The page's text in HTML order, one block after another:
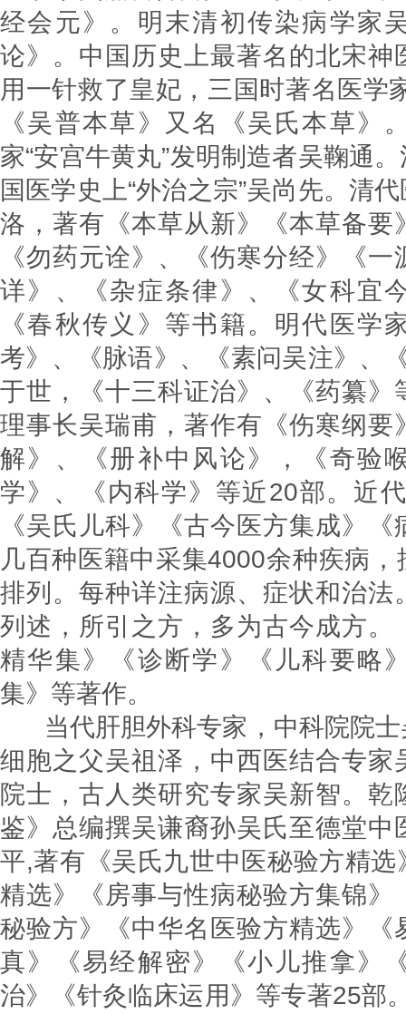
经会元》。明末清初传染病学家
论》。中国历史上最著名的北宋神
用一针救了皇妃，三国时著名医学
《吴普本草》又名《吴氏本草》
家“安宫牛黄丸”发明制造者吴鞠通
国医学史上“外治之宗”吴尚先。清
洛，著有《本草从新》《本草备要
《勿药元诠》、《伤寒分经》《
详》、《杂症条律》、《女科宜
《春秋传义》等书籍。明代医学
考》、《脉语》、《素问吴注》、
于世，《十三科证治》、《药纂》
理事长吴瑞甫，著作有《伤寒纲要
解》、《册补中风论》，《奇验
学》、《内科学》等近20部。近
《吴氏儿科》《古今医方集成》
几百种医籍中采集4000余种疾病
排列。每种详注病源、症状和治法
列述，所引之方，多为古今成方。
精华集》《诊断学》《儿科要略
集》等著作。
当代肝胆外科专家，中科院院士
细胞之父吴祖泽，中西医结合专家
院士，古人类研究专家吴新智。乾
鉴》总编撰吴谦裔孙吴氏至德堂中
平,著有《吴氏九世中医秘验方精
精选》《房事与性病秘验方集锦》
秘验方》《中华名医验方精选》《
真》《易经解密》《小儿推拿》
治》《针灸临床运用》等专著25部